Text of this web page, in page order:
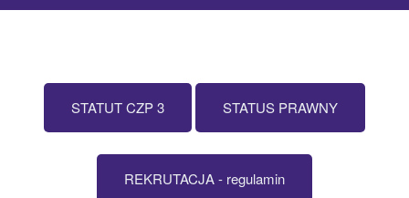
STATUT CZP 3 STATUS PRAWNY
REKRUTACJA - regulamin